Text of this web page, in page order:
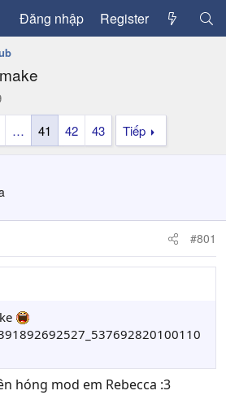
Đăng nhập Register
… 41 42 43 Tiếp
#801
hóng mod em Rebecca :3